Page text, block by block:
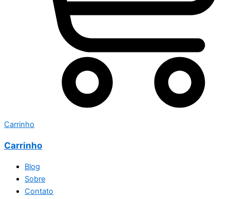
Carrinho
Carrinho
Blog
Sobre
Contato